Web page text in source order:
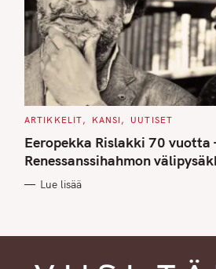
C
T
E
G
O
I
ARTIKKELIT KANSI UUTISET
Eeropekka Rislakki 70 vuotta
Renessanssihahmon
Lue lisää